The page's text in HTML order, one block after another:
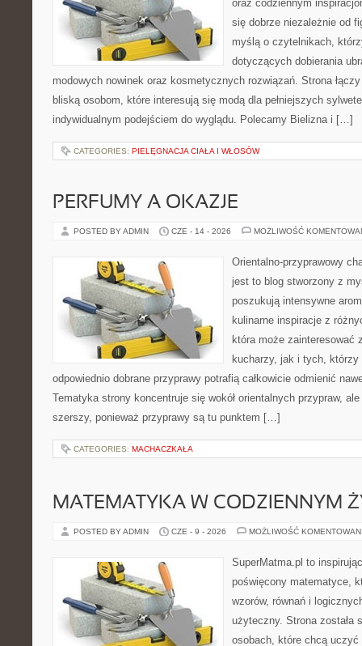
oraz codziennym
się dobrze niezależnie od
myślą o czytelnikach,
dotyczących dobierania
modowych nowinek oraz kosmetycznych rozwiązań. Strona
bliską osobom, które interesują się modą dla pełniejszych
indywidualnym podejściem do wyglądu. Polecamy Bielizna i […]
CATEGORIES: PIELĘGNACJA CIAŁA I WŁOSÓW
PERFUMY A OKAZJE
POSTED BY ADMIN CZE - 14 - 2026 MOŻLIWOŚĆ
Orientalno-przyprawowy
jest to blog stworzony z
poszukują intensywne
kulinarne inspiracje z
która może zainteresować
kucharzy, jak i tych, którzy
odpowiednio dobrane przyprawy potrafią całkowicie odmienić
Tematyka strony koncentruje się wokół orientalnych przypraw,
szerszy, ponieważ przyprawy są tu punktem […]
CATEGORIES: MACHACZKAŁA
MATEMATYKA W CODZIENNYM
POSTED BY ADMIN CZE - 9 - 2026 MOŻLIWOŚĆ
SuperMatma.pl to
poświęcony matematyce,
wzorów, równań i
użyteczny. Strona została
osobach, które chcą